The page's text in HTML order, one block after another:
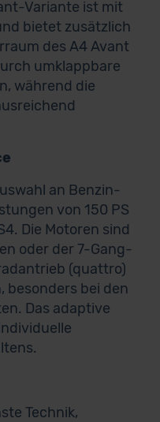
Variante ist mit
bietet zusätzlich
des A4 Avant
umklappbare
während die
an Benzin-
von 150 PS
Die Motoren sind
oder der 7-Gang-
(quattro)
besonders bei den
Das adaptive
Technik,